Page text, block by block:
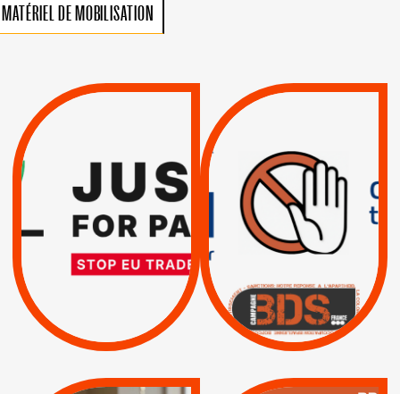
MATÉRIEL DE MOBILISATION
VIOLATIONS DES
SUSPENSION
TOTALE DE
L’ACCORD
D’ASSOCIATION UE-
ISRAËL
| Actus Pétitions
RESPECT DU DROIT
INTERNATIONAL ?
TRUMP, MACRON :
MÊME COMBAT
| Actus |
| Boycott militaire |
Lettres d'interpellation